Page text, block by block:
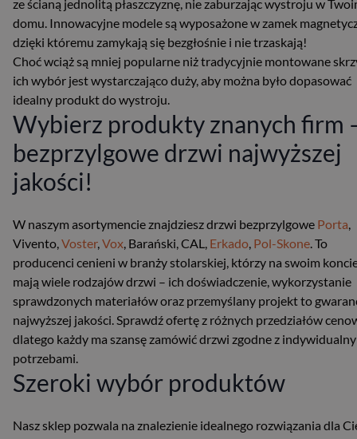
ze ścianą jednolitą płaszczyznę, nie zaburzając wystroju w
domu. Innowacyjne modele są wyposażone w zamek
dzięki któremu zamykają się bezgłośnie i nie trzaskają!
Choć wciąż są mniej popularne niż tradycyjnie montowane
ich wybór jest wystarczająco duży, aby można było dopasować
idealny produkt do wystroju.
Wybierz produkty znanych firm
bezprzylgowe drzwi najwyższej
jakości!
W naszym asortymencie znajdziesz drzwi bezprzylgowe Porta,
Vivento,Voster,Vox, Barański, CAL, Erkado, Pol-Skone. To
producenci cenieni w branży stolarskiej, którzy na swoim
mają wiele rodzajów drzwi – ich doświadczenie, wykorzystanie
sprawdzonych materiałów oraz przemyślany projekt to
najwyższej jakości. Sprawdź ofertę z różnych przedziałów
dlatego każdy ma szansę zamówić drzwi zgodne z
potrzebami.
Szeroki wybór produktów
Nasz sklep pozwala na znalezienie idealnego rozwiązania dla